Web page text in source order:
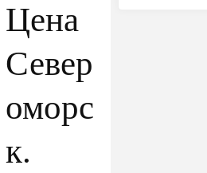
Цена
Север
оморс
к.